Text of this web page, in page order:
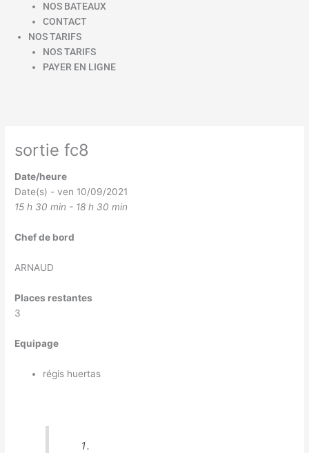
NOS BATEAUX
CONTACT
NOS TARIFS
NOS TARIFS
PAYER EN LIGNE
sortie fc8
Date/heure
Date(s) - ven 10/09/2021
15 h 30 min - 18 h 30 min
Chef de bord
ARNAUD
Places restantes
3
Equipage
régis huertas